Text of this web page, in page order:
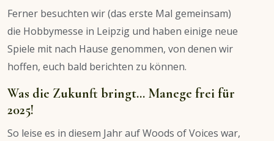
Ferner besuchten wir (das erste Mal gemeinsam)
die Hobbymesse in Leipzig und haben einige neue
Spiele mit nach Hause genommen, von denen wir
hoffen, euch bald berichten zu können.
Was die Zukunft bringt… Manege frei für
2025!
So leise es in diesem Jahr auf Woods of Voices war,